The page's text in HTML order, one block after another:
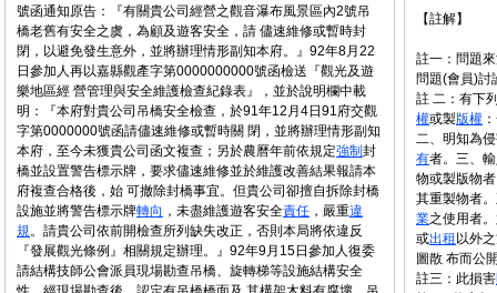
號函通知原告：『有關貴公司經營之觀音瀑布風景區內2號吊
橋老舊有安全之虞，為顧及遊客安全，請 儘速維修或暫時封
閉，以避免發生意外，並將辦理情形副知本府。』92年8月22
日參加人再以嘉縣觀產字第0000000000號函檢送『觀光及遊
樂地區經 營管理與安全維護檢查紀錄表』，並於說明欄中載
明：『本府對貴公司吊橋安全檢查，於91年12月4日91府交觀
字第0000000號函請儘速維修或暫時關 閉，並將辦理情形副知
本府，至今未獲貴公司函文複查；另於農曆年前依規定強制 封
橋並設置警告標示牌，要求儘速維修並於維護改善結果報請本
府複查合格後，始 可撤除封橋事宜。但貴公司卻擅自拆除封橋
設施並將警告標示牌轉向 ，未盡維護遊客安全責任 ，嚴重違
規。請貴公司依前開檢查所列缺失改正，否則本局將依違反
『發展觀光條例』相關規定辦理。』92年9月15日參加人復委
請結構技師公會派員現場勘查吊橋、旋轉梯等設施結構安全
【註解】
註一：問題
問題(會員)討
註 二：有下
權或製版權
二、明知為
有者。三、
物或製版物
其重製物者
業之使用者
或出租 以外
圖散 布而公
註三：此損害